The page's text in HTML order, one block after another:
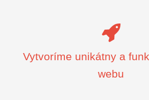
Vytvoríme unikátny a
webu